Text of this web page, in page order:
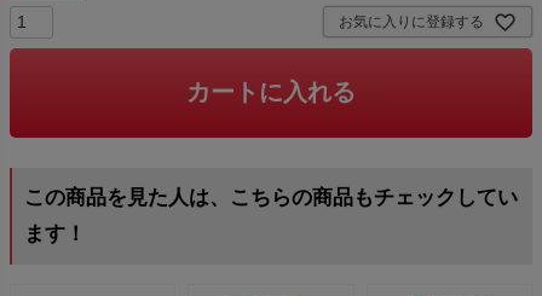
お気に入りに登録する
カートに入れる
この商品を見た人は、こちらの商品もチェックしてい
ます！